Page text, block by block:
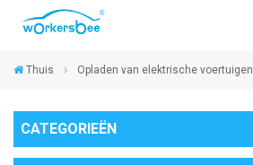
Thuis Opladen van elektrische voertuigen
CATEGORIEËN